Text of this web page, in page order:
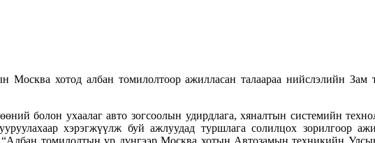
хотод албан томилолтоор ажилласан талаараа нийслэлийн Зам
болон ухаалаг авто зогсоолын удирдлага, хяналтын системийн
хэрэгжүүлж буй ажлуудад туршлага солилцох зорилгоор
“Албан томилолтын үр дүнгээр Москва хотын Автозамын техникийн